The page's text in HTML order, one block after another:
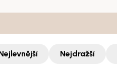
Nejdražší